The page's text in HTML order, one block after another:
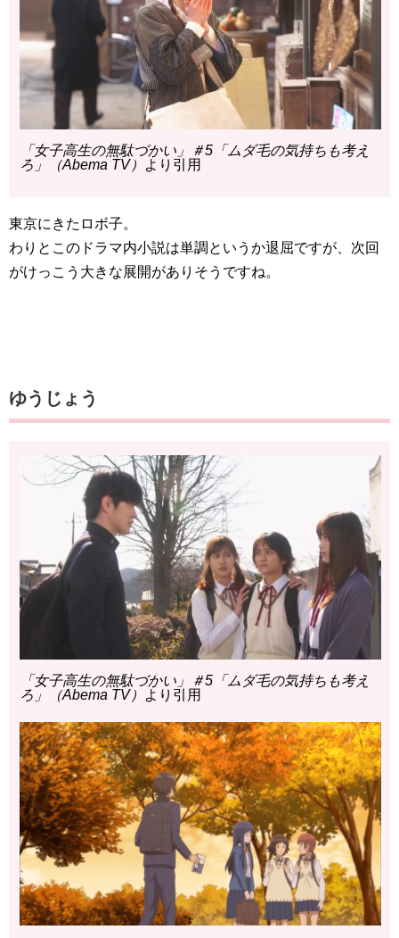
「女子高生の無駄づかい」＃5「ムダ毛の気持ちも考え
ろ」（Abema TV）
より引用
東京にきたロボ子。
わりとこのドラマ内小説は単調というか退屈ですが、次回
がけっこう大きな展開がありそうですね。
ゆうじょう
「女子高生の無駄づかい」＃5「ムダ毛の気持ちも考え
ろ」（Abema TV）
より引用